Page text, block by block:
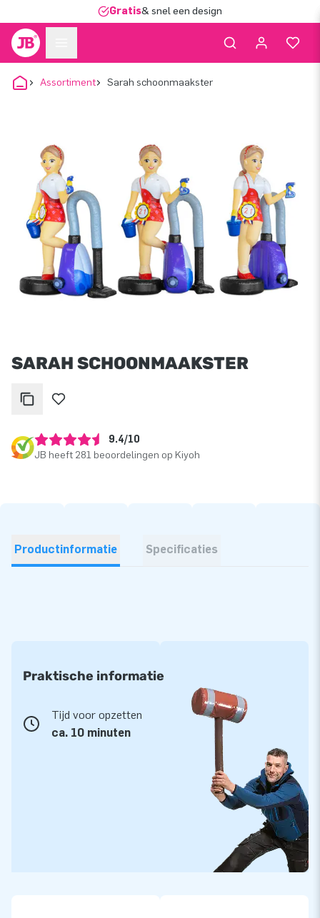
Gratis& snel een design
Assortiment Sarah schoonmaakster
SARAH SCHOONMAAKSTER
9.4/10
JB heeft 281 beoordelingen op Kiyoh
Productinformatie Specificaties
Praktische informatie
Tijd voor opzetten
ca. 10 minuten